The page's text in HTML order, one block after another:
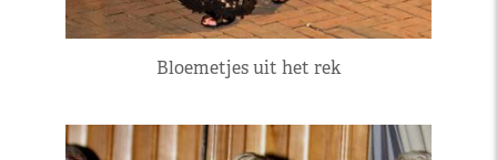
Bloemetjes uit het rek